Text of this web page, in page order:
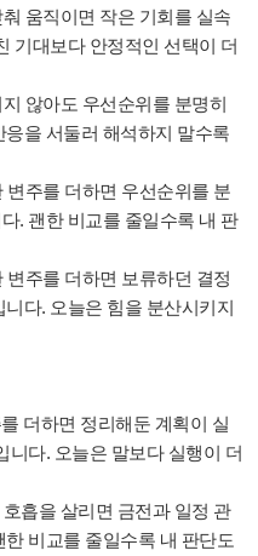
움직이면 작은 기회를 실속
기대보다 안정적인 선택이 더
않아도 우선순위를 분명히
을 서둘러 해석하지 말수록
변주를 더하면 우선순위를 분
. 괜한 비교를 줄일수록 내 판
주를 더하면 보류하던 결정
다. 오늘은 힘을 분산시키지
더하면 정리해둔 계획이 실
니다. 오늘은 말보다 실행이 더
흡을 살리면 금전과 일정 관
비교를 줄일수록 내 판단도